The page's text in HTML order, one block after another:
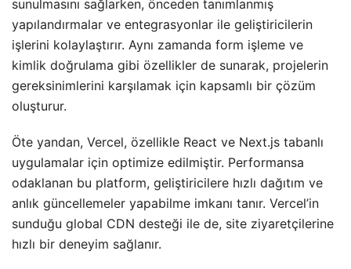
sunulmasını sağlarken, önceden tanımlanmış
yapılandırmalar ve entegrasyonlar ile geliştiricilerin
işlerini kolaylaştırır. Aynı zamanda form işleme ve
kimlik doğrulama gibi özellikler de sunarak, projelerin
gereksinimlerini karşılamak için kapsamlı bir çözüm
oluşturur.
Öte yandan, Vercel, özellikle React ve Next.js tabanlı
uygulamalar için optimize edilmiştir. Performansa
odaklanan bu platform, geliştiricilere hızlı dağıtım ve
anlık güncellemeler yapabilme imkanı tanır. Vercel’in
sunduğu global CDN desteği ile de, site ziyaretçilerine
hızlı bir deneyim sağlanır.